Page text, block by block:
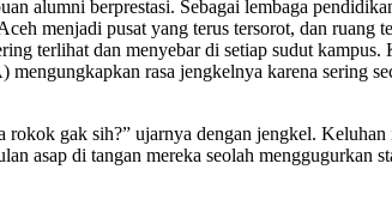
alumni berprestasi. Sebagai lembaga
menjadi pusat yang terus tersorot, dan ruang
terlihat dan menyebar di setiap sudut
rasa jengkelnya karena sering
gak sih?” ujarnya dengan jengkel.
asap di tangan mereka seolah menggugurkan